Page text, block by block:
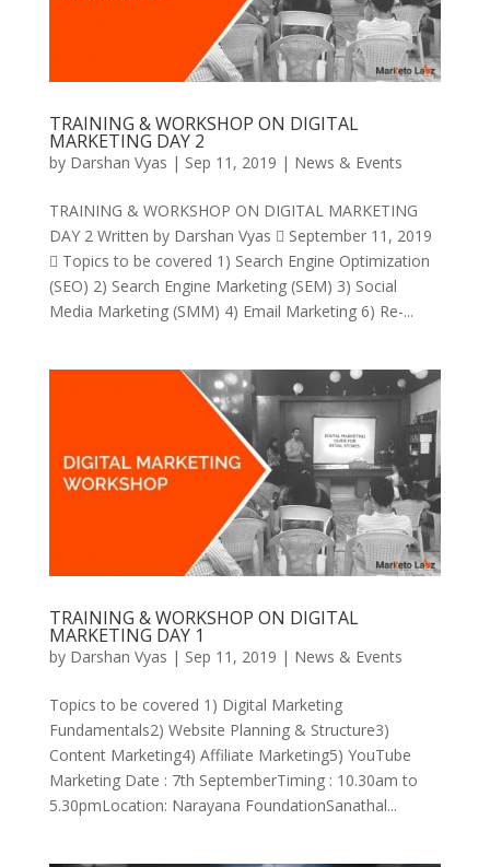
TRAINING & WORKSHOP ON DIGITAL
MARKETING DAY 2
by Darshan Vyas | Sep 11, 2019 | News & Events
TRAINING & WORKSHOP ON DIGITAL MARKETING
DAY 2 Written by Darshan Vyas  September 11, 2019
 Topics to be covered 1) Search Engine Optimization
(SEO) 2) Search Engine Marketing (SEM) 3) Social
Media Marketing (SMM) 4) Email Marketing 6) Re-...
TRAINING & WORKSHOP ON DIGITAL
MARKETING DAY 1
by Darshan Vyas | Sep 11, 2019 | News & Events
Topics to be covered 1) Digital Marketing
Fundamentals2) Website Planning & Structure3)
Content Marketing4) Affiliate Marketing5) YouTube
Marketing Date : 7th SeptemberTiming : 10.30am to
5.30pmLocation: Narayana FoundationSanathal...